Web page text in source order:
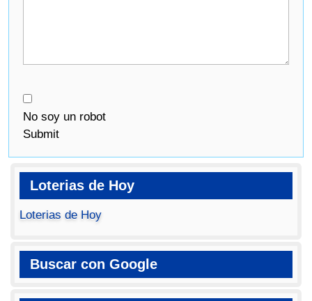
No soy un robot
Submit
Loterias de Hoy
Loterias de Hoy
Buscar con Google